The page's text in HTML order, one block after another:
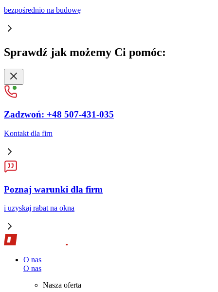
bezpośrednio na budowę
Sprawdź jak możemy Ci pomóc:
Zadzwoń: +48 507-431-035
Kontakt dla firn
Poznaj warunki dla firm
i uzyskaj rabat na okna
O nas
O nas
Nasza oferta